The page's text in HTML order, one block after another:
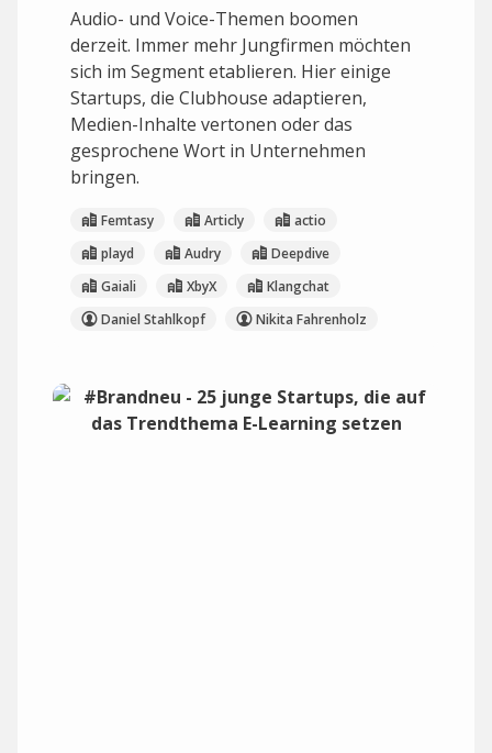
Audio- und Voice-Themen boomen
derzeit. Immer mehr Jungfirmen möchten
sich im Segment etablieren. Hier einige
Startups, die Clubhouse adaptieren,
Medien-Inhalte vertonen oder das
gesprochene Wort in Unternehmen
bringen.
Femtasy Articly
actio
playd
Audry
Deepdive
Gaiali
XbyX
Klangchat
Daniel Stahlkopf
Nikita Fahrenholz